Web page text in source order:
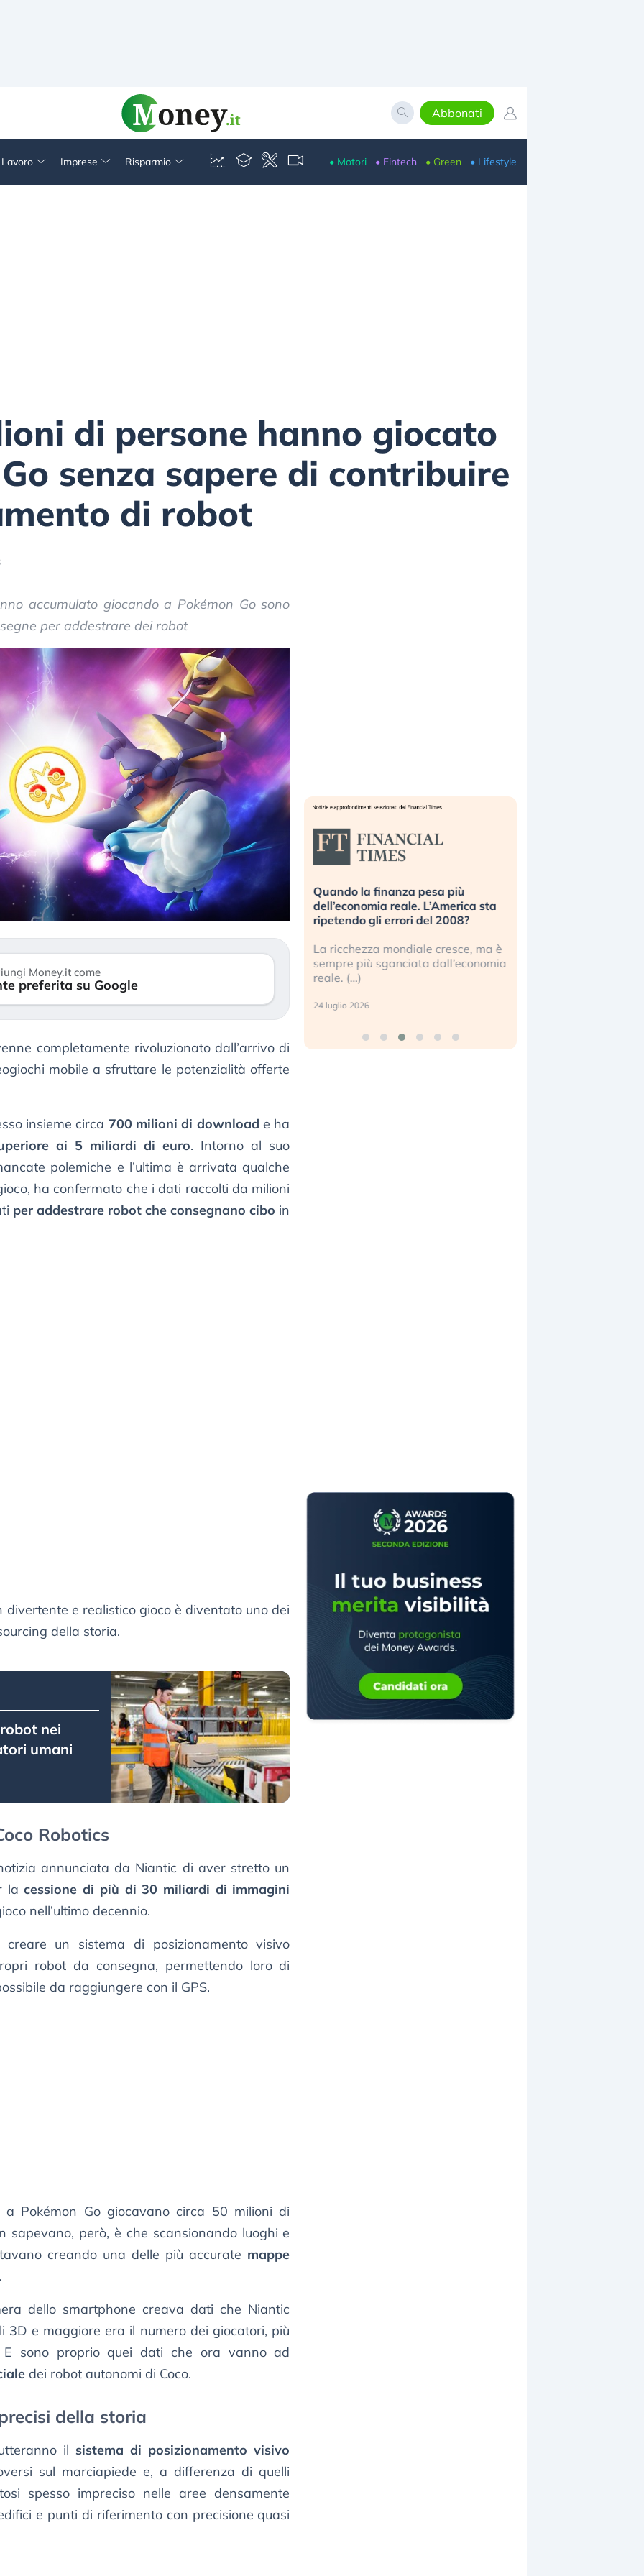
Abbonati
Imprese Risparmio • Motori • Fintech • Green • Lifestyle
di persone hanno giocato
senza sapere di contribuire
di robot
accumulato giocando a Pokémon Go sono
per addestrare dei robot
Money.it come
preferita su Google
completamente rivoluzionato dall’arrivo di
mobile a sfruttare le potenzialità offerte
insieme circa 700 milioni di download e ha
ai 5 miliardi di euro. Intorno al suo
polemiche e l’ultima è arrivata qualche
ha confermato che i dati raccolti da milioni
per addestrare robot che consegnano cibo in
e realistico gioco è diventato uno dei
della storia.
nei
umani
Robotics
annunciata da Niantic di aver stretto un
lacessione di più di 30 miliardi di immagini
nell’ultimo decennio.
un sistema di posizionamento visivo
robot da consegna, permettendo loro di
da raggiungere con il GPS.
Pokémon Go giocavano circa 50 milioni di
sapevano, però, è che scansionando luoghi e
creando una delle più accurate mappe
dello smartphone creava dati che Niantic
3D e maggiore era il numero dei giocatori, più
E sono proprio quei dati che ora vanno ad
dei robot autonomi di Coco.
della storia
il sistema di posizionamento visivo
sul marciapiede e, a differenza di quelli
spesso impreciso nelle aree densamente
e punti di riferimento con precisione quasi
alla
il
«La mia vita è rovinata». Investitori
in preda al panico dopo lo scoppio
della bolla AI
Kospi, mentre gli investitori retail (…)
30 luglio 2026
Quando la finanza pesa più
dell’economia reale. L’America sta
ripetendo gli errori del 2008?
La ricchezza mondiale cresce, ma è
sempre più sganciata dall’economia
reale. (…)
24 luglio 2026